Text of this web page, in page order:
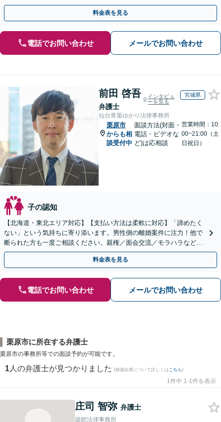
手金の返還保証もありますので安心してご相談ください。
料金表を見る
電話でお問い合わせ メールでお問い合わせ
前田 啓吾
弁護士
インタビュ
ーを見る
宮城県
仙台青葉ゆかり法律事務所
栗原市
からも相
談受付中
面談方法(対面・
電話・ビデオな
ど)は応相談
営業時間：10:
00~21:00（土
日祝日）
子の認知
【北海道・東北エリア対応】【支払い方法は柔軟に対応】「諦めたく
ない」という気持ちに寄り添います。男性側の離婚案件に注力！他で
断られた方も一度ご相談ください。親権／面会交流／モラハラなど
【初回相談60分無料】【オンライン相談可能】
料金表を見る
電話でお問い合わせ メールでお問い合わせ
栗原市に所在する弁護士
栗原市の事務所等での面談予約が可能です。
1 人の弁護士が見つかりました (検索結果について詳しくは こちら)
1件中 1-1件を表示
庄司 智弥 弁護士
築館法律事務所